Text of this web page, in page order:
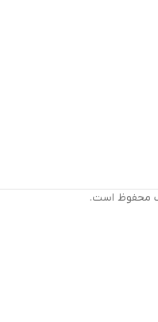
محفوظ است.